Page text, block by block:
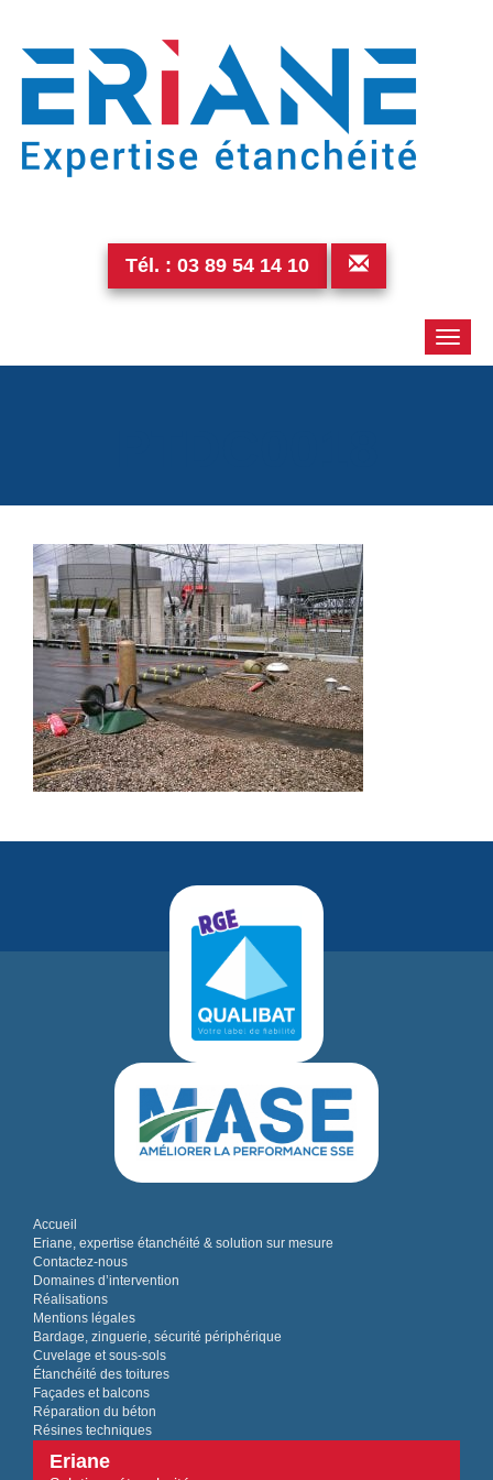
Tél. : 03 89 54 14 10
Toggle
Accueil
Eriane, expertise étanchéité & solution sur mesure
Contactez-nous
Domaines d’intervention
Réalisations
Mentions légales
Bardage, zinguerie, sécurité périphérique
Cuvelage et sous-sols
Étanchéité des toitures
Façades et balcons
Réparation du béton
Résines techniques
Eriane